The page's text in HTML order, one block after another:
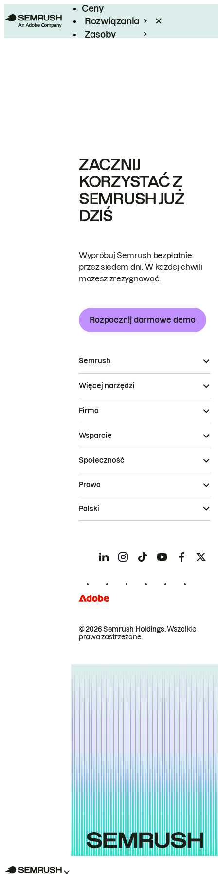
Ceny
Rozwiązania
Zasoby
ZACZNIJ
KORZYSTAĆ Z
SEMRUSH JUŻ
DZIŚ
Wypróbuj Semrush bezpłatnie
przez siedem dni. W każdej chwili
możesz zrezygnować.
Rozpocznij darmowe demo
Semrush
Więcej narzędzi
Firma
Wsparcie
Społeczność
© 2026 Semrush Holdings.Wszelkie
prawa zastrzeżone.
Prawo
Polski